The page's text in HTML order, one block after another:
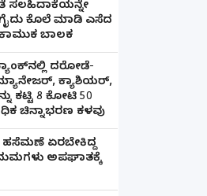
ಕೊಲೆ ಮಾಡಿ ಎಸೆದ
ಬಾಲಕ
ದರೋಡೆ-
ಕ್ಯಾಶಿಯರ್‌,
ಕಟ್ಟಿ 8 ಕೋಟಿ 50
ಚಿನ್ನಾಭರಣ ಕಳವು
ಹಸೆಮಣೆ ಏರಬೇಕಿದ್ದ
ಅಪಘಾತಕ್ಕೆ